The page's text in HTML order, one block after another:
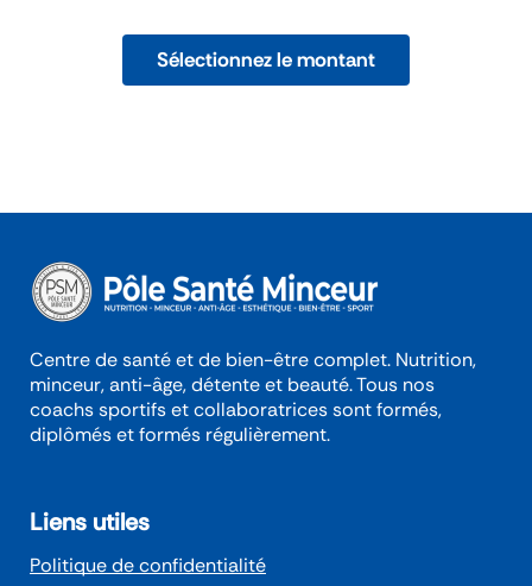
Sélectionnez le montant
Centre de santé et de bien-être complet. Nutrition,
minceur, anti-âge, détente et beauté. Tous nos
coachs sportifs et collaboratrices sont formés,
diplômés et formés régulièrement.
Liens utiles
Politique de confidentialité